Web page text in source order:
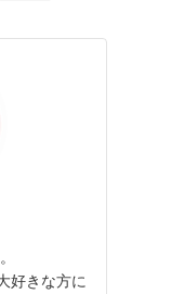
好きな方に